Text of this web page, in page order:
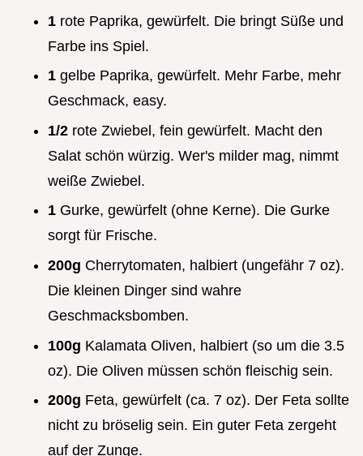
1 rote Paprika, gewürfelt. Die bringt Süße und
Farbe ins Spiel.
1 gelbe Paprika, gewürfelt. Mehr Farbe, mehr
Geschmack, easy.
1/2 rote Zwiebel, fein gewürfelt. Macht den
Salat schön würzig. Wer's milder mag, nimmt
weiße Zwiebel.
1 Gurke, gewürfelt (ohne Kerne). Die Gurke
sorgt für Frische.
200g Cherrytomaten, halbiert (ungefähr 7 oz).
Die kleinen Dinger sind wahre
Geschmacksbomben.
100g Kalamata Oliven, halbiert (so um die 3.5
oz). Die Oliven müssen schön fleischig sein.
200g Feta, gewürfelt (ca. 7 oz). Der Feta sollte
nicht zu bröselig sein. Ein guter Feta zergeht
auf der Zunge.